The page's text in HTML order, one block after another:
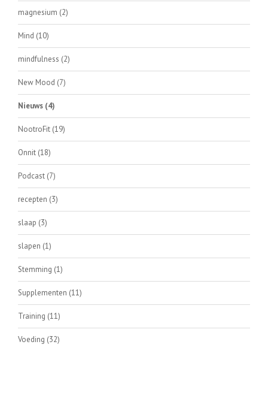
magnesium (2)
Mind (10)
mindfulness (2)
New Mood (7)
Nieuws (4)
NootroFit (19)
Onnit (18)
Podcast (7)
recepten (3)
slaap (3)
slapen (1)
Stemming (1)
Supplementen (11)
Training (11)
Voeding (32)